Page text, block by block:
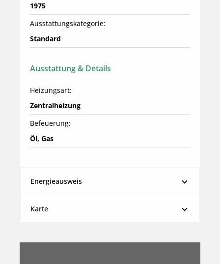
1975
Ausstattungskategorie:
Standard
Ausstattung & Details
Heizungsart:
Zentralheizung
Befeuerung:
Öl, Gas
Energieausweis
Karte